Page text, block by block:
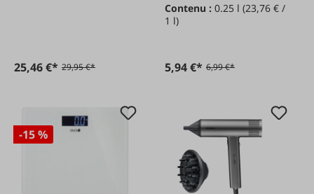
25,46 €* 29,95 €*
Contenu :0.25 l(23,76 € /
1 l)
5,94 €* 6,99 €*
-15 %